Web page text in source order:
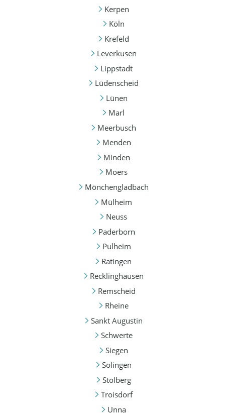
Kerpen
Köln
Krefeld
Leverkusen
Lippstadt
Lüdenscheid
Lünen
Marl
Meerbusch
Menden
Minden
Moers
Mönchengladbach
Mülheim
Neuss
Paderborn
Pulheim
Ratingen
Recklinghausen
Remscheid
Rheine
Sankt Augustin
Schwerte
Siegen
Solingen
Stolberg
Troisdorf
Unna